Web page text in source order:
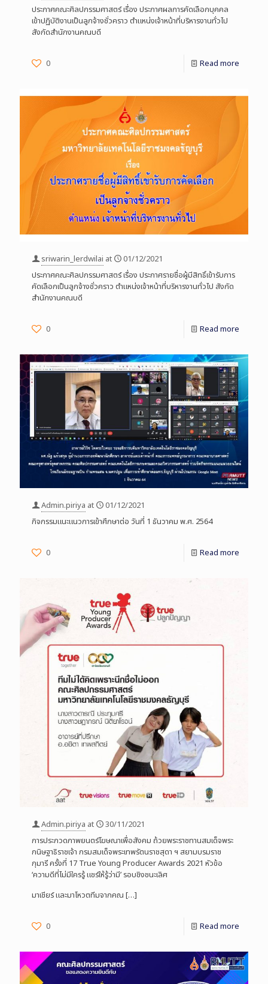
ประกาศคณะศิลปกรรมศาสตร์ เรื่อง ประกาศผลการคัดเลือกบุคคล
เข้าปฏิบัติงานเป็นลูกจ้างชั่วคราว ตำแหน่งเจ้าหน้าที่บริหารงานทั่วไป
สังกัดสำนักงานคณบดี
0 Read more
sriwarin_lerdwilai at
01/12/2021
ประกาศคณะศิลปกรรมศาสตร์ เรื่อง ประกาศรายชื่อผู้มีสิทธิ์เข้ารับการ
คัดเลือกเป็นลูกจ้างชั่วคราว ตำแหน่งเจ้าหน้าที่บริหารงานทั่วไป สังกัด
สำนักงานคณบดี
0 Read more
Admin.piriya at
01/12/2021
กิจกรรมแนะแนวการเข้าศึกษาต่อ วันที่ 1 ธันวาคม พ.ศ. 2564
0 Read more
Admin.piriya at
30/11/2021
การประกวดภาพยนตร์โฆษณาเพื่อสังคม ถ้วยพระราชทานสมเด็จพระ
กนิษฐาธิราชเจ้า กรมสมเด็จพระเทพรัตนราชสุดา ฯ สยามบรมราช
กุมารี ครั้งที่ 17 True Young Producer Awards 2021 หัวข้อ
‘ความดีที่ไม่มีใครรู้ แชร์ให้รู้ว่ามี’ รอบชิงชนะเลิศ
มาเชียร์ และมาโหวตทีมจากคณ […]
0 Read more